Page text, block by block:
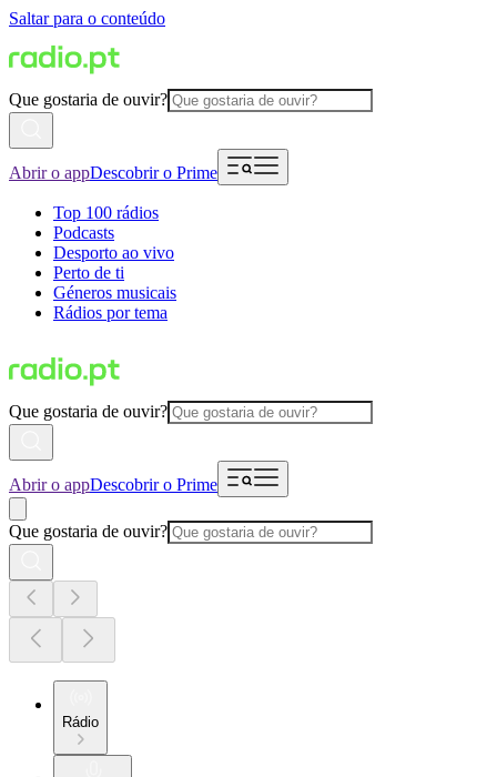
Saltar para o conteúdo
Que gostaria de ouvir?
Abrir o appDescobrir o Prime
Top 100 rádios
Podcasts
Desporto ao vivo
Perto de ti
Géneros musicais
Rádios por tema
Que gostaria de ouvir?
Abrir o appDescobrir o Prime
Que gostaria de ouvir?
Rádio